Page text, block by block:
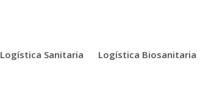
Logística Sanitaria Logística Biosanitaria